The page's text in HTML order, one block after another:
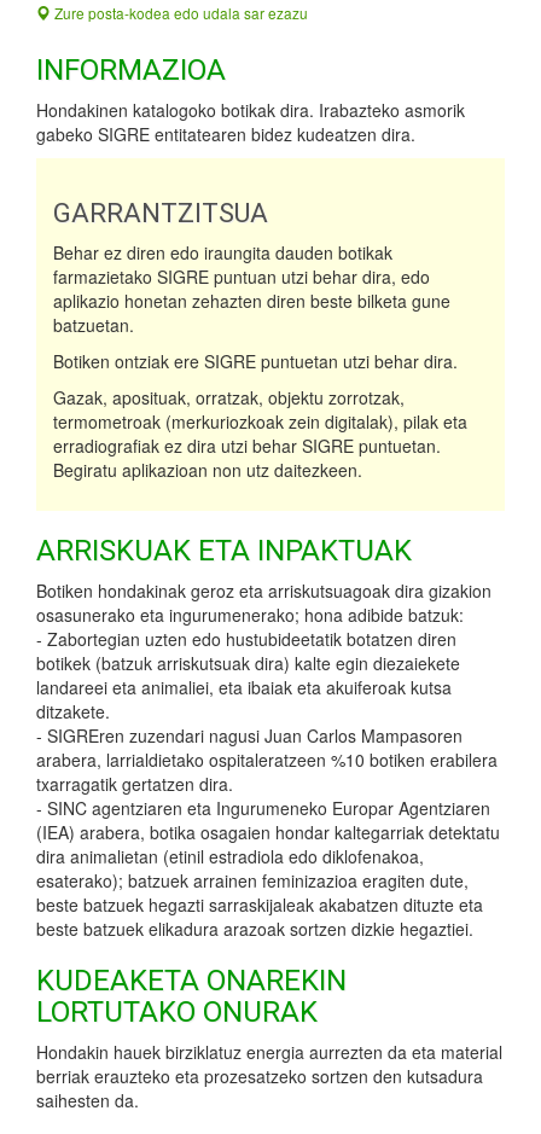
Zure posta-kodea edo udala sar ezazu
INFORMAZIOA
Hondakinen katalogoko botikak dira. Irabazteko asmorik
gabeko SIGRE entitatearen bidez kudeatzen dira.
GARRANTZITSUA
Behar ez diren edo iraungita dauden botikak
farmazietako SIGRE puntuan utzi behar dira, edo
aplikazio honetan zehazten diren beste bilketa gune
batzuetan.
Botiken ontziak ere SIGRE puntuetan utzi behar dira.
Gazak, aposituak, orratzak, objektu zorrotzak,
termometroak (merkuriozkoak zein digitalak), pilak eta
erradiografiak ez dira utzi behar SIGRE puntuetan.
Begiratu aplikazioan non utz daitezkeen.
ARRISKUAK ETA INPAKTUAK
Botiken hondakinak geroz eta arriskutsuagoak dira gizakion
osasunerako eta ingurumenerako; hona adibide batzuk:
- Zabortegian uzten edo hustubideetatik botatzen diren
botikek (batzuk arriskutsuak dira) kalte egin diezaiekete
landareei eta animaliei, eta ibaiak eta akuiferoak kutsa
ditzakete.
- SIGREren zuzendari nagusi Juan Carlos Mampasoren
arabera, larrialdietako ospitaleratzeen %10 botiken erabilera
txarragatik gertatzen dira.
- SINC agentziaren eta Ingurumeneko Europar Agentziaren
(IEA) arabera, botika osagaien hondar kaltegarriak detektatu
dira animalietan (etinil estradiola edo diklofenakoa,
esaterako); batzuek arrainen feminizazioa eragiten dute,
beste batzuek hegazti sarraskijaleak akabatzen dituzte eta
beste batzuek elikadura arazoak sortzen dizkie hegaztiei.
KUDEAKETA ONAREKIN
LORTUTAKO ONURAK
Hondakin hauek birziklatuz energia aurrezten da eta material
berriak erauzteko eta prozesatzeko sortzen den kutsadura
saihesten da.